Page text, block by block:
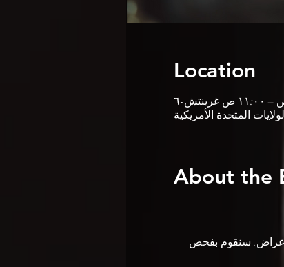
Location
About the
، فقد لا تحضر حتى 14 يومًا بعد اختفاء الأعراض. سنقوم بفحص